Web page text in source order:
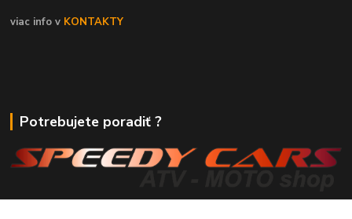
viac info v KONTAKTY
Potrebujete poradiť ?